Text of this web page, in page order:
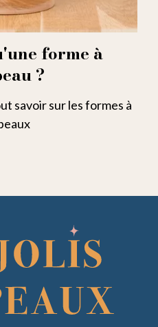
forme à
?
savoir sur les formes à